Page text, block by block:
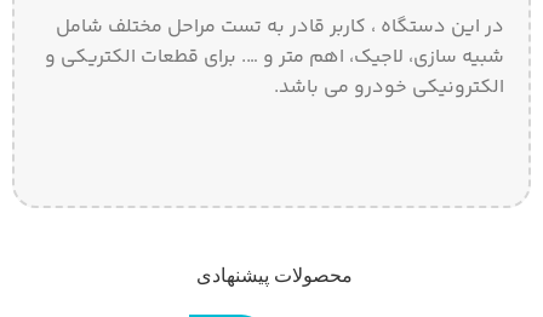
در این دستگاه ، کاربر قادر به تست مراحل مختلف شامل
شبیه سازی، لاجیک، اهم متر و …. برای قطعات الکتریکی و
الکترونیکی خودرو می باشد.
محصولات پیشنهادی